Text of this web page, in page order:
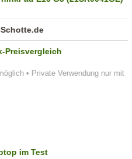
• Private Verwendung nur mit
Preisvergleich
im Test